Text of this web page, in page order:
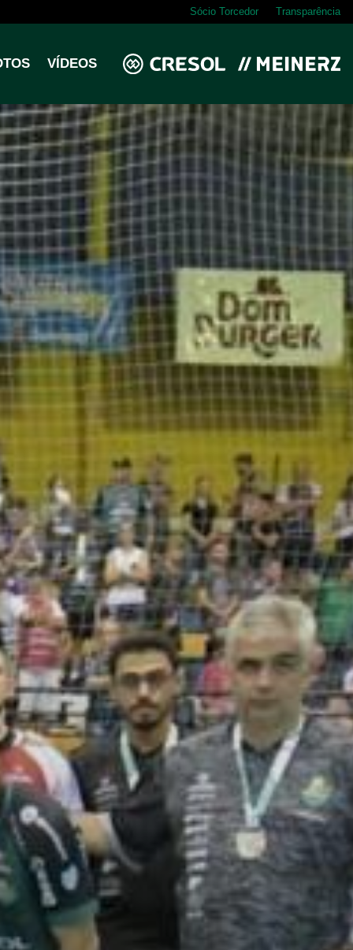
Sócio Torcedor Transparência
VÍDEOS